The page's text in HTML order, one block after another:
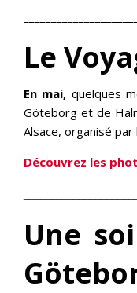
Le
En mai, quelques
Göteborg et de
Alsace, organisé par
Découvrez les
Une